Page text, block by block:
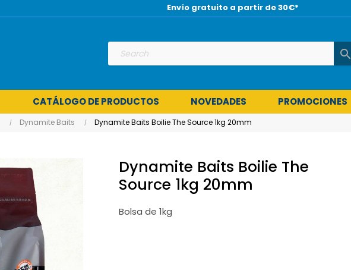
Envío gratuito a partir de 30€*
search
CATÁLOGO DE PRODUCTOS NOVEDADES PROMOCIONES
Dynamite Baits Dynamite Baits Boilie The Source 1kg 20mm
Dynamite Baits Boilie The
Source 1kg 20mm
Bolsa de 1kg